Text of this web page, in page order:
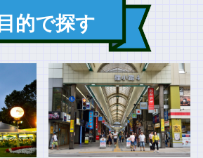
目的で探す